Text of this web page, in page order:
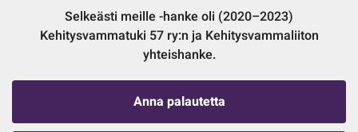
Selkeästi meille -hanke oli (2020–2023)
Kehitysvammatuki 57 ry:n ja Kehitysvammaliiton
yhteishanke.
Anna palautetta